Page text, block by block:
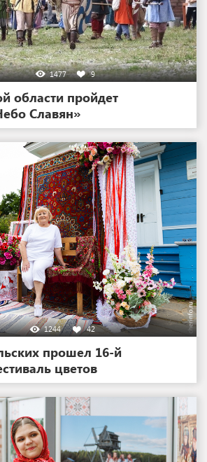
1477 9
области пройдет
Славян»
1244 42
прошел 16-й
цветов